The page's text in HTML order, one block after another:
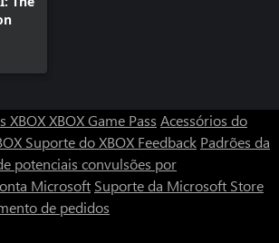
XBOXXBOX Game Pass Acessórios do
Suporte do XBOX Feedback Padrões da
potenciais convulsões por
Microsoft Suporte da Microsoft Store
de pedidos